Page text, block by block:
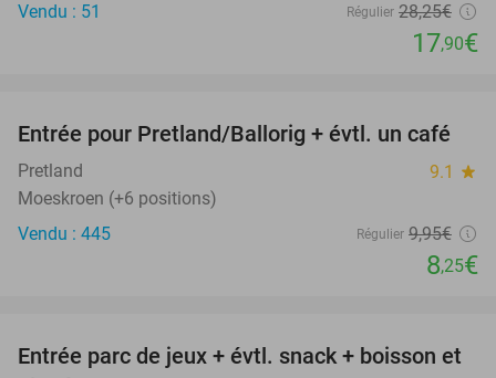
Vendu : 51
Régulier 28,25€
17,90€
17%
Entrée pour Pretland/Ballorig + évtl. un café
Pretland 9.1 star
Moeskroen (+6 positions)
Vendu : 445
Régulier 9,95€
8,25€
50%
Entrée parc de jeux + évtl. snack + boisson et